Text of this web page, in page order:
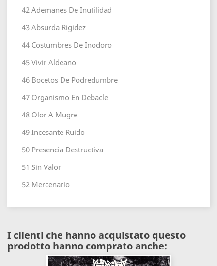
42 Ademanes De Inutilidad
43 Absurda Rigidez
44 Costumbres De Inodoro
45 Vivir Aldeano
46 Bocetos De Podredumbre
47 Organismo En Debacle
48 Olor A Mugre
49 Incesante Ruido
50 Presencia Destructiva
51 Sin Valor
52 Mercenario
I clienti che hanno acquistato questo
prodotto hanno comprato anche: